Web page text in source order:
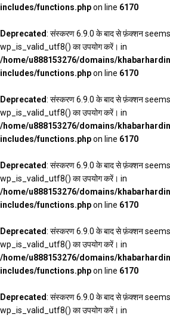
includes/functions.phpon line 6170
Deprecated: संस्करण 6.9.0 के बाद से फ़ंक्शन
wp_is_valid_utf8() का उपयोग करें। in
/home/u888153276/domains/
includes/functions.phpon line 6170
Deprecated: संस्करण 6.9.0 के बाद से फ़ंक्शन
wp_is_valid_utf8() का उपयोग करें। in
/home/u888153276/domains/
includes/functions.phpon line 6170
Deprecated: संस्करण 6.9.0 के बाद से फ़ंक्शन
wp_is_valid_utf8() का उपयोग करें। in
/home/u888153276/domains/
includes/functions.phpon line 6170
Deprecated: संस्करण 6.9.0 के बाद से फ़ंक्शन
wp_is_valid_utf8() का उपयोग करें। in
/home/u888153276/domains/
includes/functions.phpon line 6170
Deprecated: संस्करण 6.9.0 के बाद से फ़ंक्शन
wp_is_valid_utf8() का उपयोग करें। in